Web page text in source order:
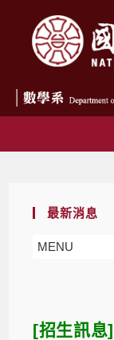
最新消息
MENU
[招生訊息]